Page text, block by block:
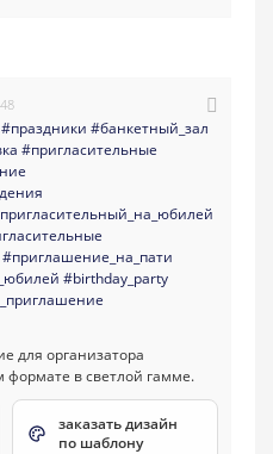
#праздники #банкетный_зал
#пригласительные
#приглашение_на_пати
#birthday_party
заказать дизайн
по шаблону